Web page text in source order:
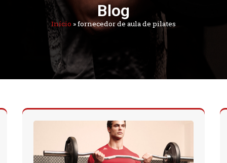
Blog
Início »fornecedor de aula de pilates